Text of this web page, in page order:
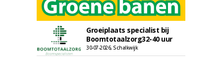
Groeiplaats specialist bij
Boomtotaalzorg32-40 uur
30-07-2026, Schalkwijk